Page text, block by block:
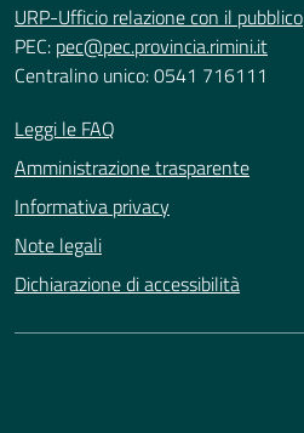
URP-Ufficio relazione con il pubblico
PEC: pec@pec.provincia.rimini.it
Centralino unico: 0541 716111
Leggi le FAQ
Amministrazione trasparente
Informativa privacy
Note legali
Dichiarazione di accessibilità